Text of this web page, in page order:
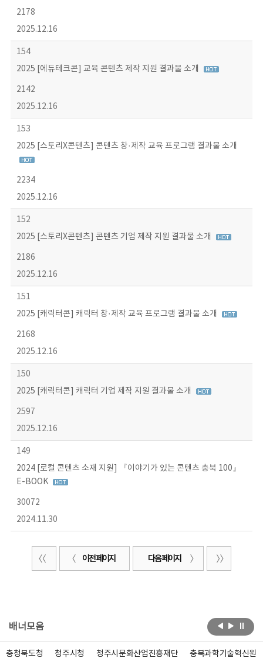
2178
2025.12.16
154
2025 [에듀테크콘] 교육 콘텐츠 제작 지원 결과물 소개
2142
2025.12.16
153
2025 [스토리X콘텐츠] 콘텐츠 창·제작 교육 프로그램 결과물 소개
2234
2025.12.16
152
2025 [스토리X콘텐츠] 콘텐츠 기업 제작 지원 결과물 소개
2186
2025.12.16
151
2025 [캐릭터콘] 캐릭터 창·제작 교육 프로그램 결과물 소개
2168
2025.12.16
150
2025 [캐릭터콘] 캐릭터 기업 제작 지원 결과물 소개
2597
2025.12.16
149
2024 [로컬 콘텐츠 소재 지원] 『이야기가 있는 콘텐츠 충북 100』
E-BOOK
30072
2024.11.30
이전 페이지 다음 페이지
배너모음
충청북도청 청주시청 청주시문화산업진흥재단 충북과학기술혁신원